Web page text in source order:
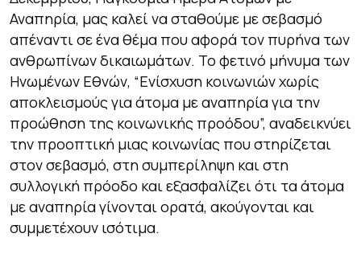
Αναπηρία, μας καλεί να σταθούμε με σεβασμό
απέναντι σε ένα θέμα που αφορά τον πυρήνα των
ανθρωπίνων δικαιωμάτων. Το φετινό μήνυμα των
Ηνωμένων Εθνών, “Ενίσχυση κοινωνιών χωρίς
αποκλεισμούς για άτομα με αναπηρία για την
προώθηση της κοινωνικής προόδου”, αναδεικνύει
την προοπτική μιας κοινωνίας που στηρίζεται
στον σεβασμό, στη συμπερίληψη και στη
συλλογική πρόοδο και εξασφαλίζει ότι τα άτομα
με αναπηρία γίνονται ορατά, ακούγονται και
συμμετέχουν ισότιμα.